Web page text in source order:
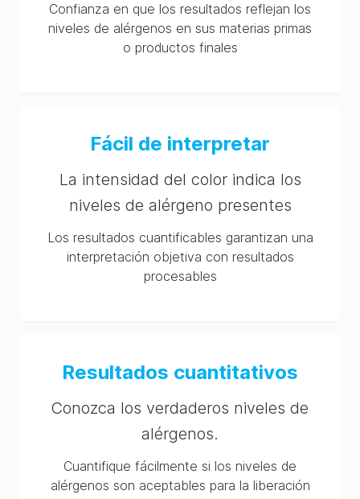
Confianza en que los resultados reflejan los
niveles de alérgenos en sus materias primas
o productos finales
Fácil de interpretar
La intensidad del color indica los
niveles de alérgeno presentes
Los resultados cuantificables garantizan una
interpretación objetiva con resultados
procesables
Resultados cuantitativos
Conozca los verdaderos niveles de
alérgenos.
Cuantifique fácilmente si los niveles de
alérgenos son aceptables para la liberación